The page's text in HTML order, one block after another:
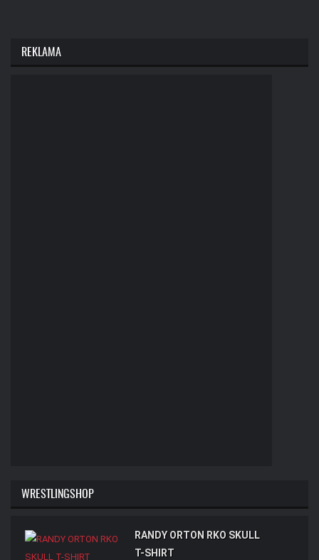
REKLAMA
WRESTLINGSHOP
RANDY ORTON RKO SKULL
T-SHIRT